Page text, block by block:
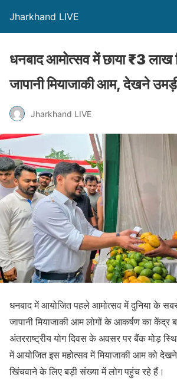
Jharkhand LIVE
धनबाद आमोत्सव में छाया ₹3 लाख
जापानी मियाजाकी आम, देखने
Jharkhand LIVE
धनबाद में आयोजित पहले आमोत्सव में दुनिया के
जापानी मियाजाकी आम लोगों के आकर्षण का केंद्र
अंतरराष्ट्रीय योग दिवस के अवसर पर बैंक मोड़
में आयोजित इस महोत्सव में मियाजाकी आम को
खिंचवाने के लिए बड़ी संख्या में लोग पहुंच रहे हैं।